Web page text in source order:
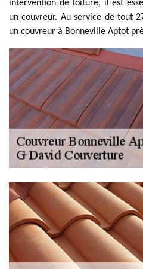
intervention de toiture, il est
un couvreur. Au service de tout
un couvreur à Bonneville Aptot